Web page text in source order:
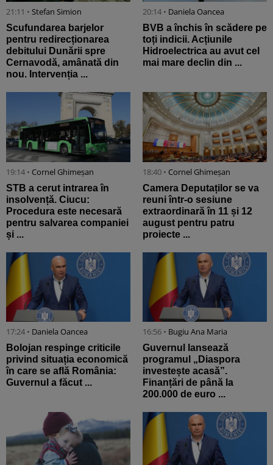
21:11 • Stefan Simion
Scufundarea barjelor
pentru redirecționarea
debitului Dunării spre
Cernavodă, amânată din
nou. Intervenția ...
20:14 • Daniela Oancea
BVB a închis în scădere pe
toți indicii. Acțiunile
Hidroelectrica au avut cel
mai mare declin din ...
19:14 • Cornel Ghimeșan
STB a cerut intrarea în
insolvență. Ciucu:
Procedura este necesară
pentru salvarea companiei
și ...
18:40 • Cornel Ghimeșan
Camera Deputaților se va
reuni într-o sesiune
extraordinară în 11 și 12
august pentru patru
proiecte ...
17:24 • Daniela Oancea
Bolojan respinge criticile
privind situația economică
în care se află România:
Guvernul a făcut ...
16:56 • Bugiu ⁠Ana Maria
Guvernul lansează
programul „Diaspora
investește acasă”.
Finanțări de până la
200.000 de euro ...